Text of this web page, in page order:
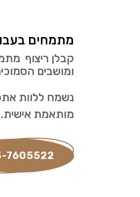
מתמחים
קבלן ריצוף
ומושבים
נשמח ללוות
מותאמת אישית.
7605522